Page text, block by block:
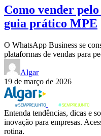
Como vender
guia prático MPE
O WhatsApp Business se
plataformas de vendas para
Algar
19 de março de 2026
Entenda tendências, dicas e
inovação para empresas.
rotina.